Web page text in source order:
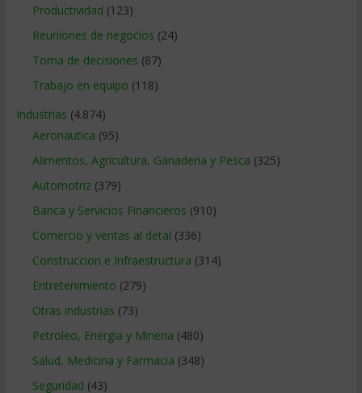
Productividad (123)
Reuniones de negocios (24)
Toma de decisiones (87)
Trabajo en equipo (118)
Industrias (4.874)
Aeronautica (95)
Alimentos, Agricultura, Ganaderia y Pesca (325)
Automotriz(379)
Banca y Servicios Financieros (910)
Comercio y ventas al detal (336)
Construccion e Infraestructura (314)
Entretenimiento (279)
Otras industrias (73)
Petroleo, Energia y Mineria (480)
Salud, Medicina y Farmacia (348)
Seguridad (43)